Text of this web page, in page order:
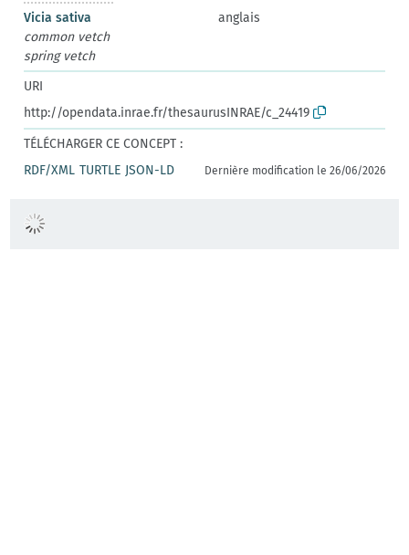
Vicia sativa
anglais
common vetch
spring vetch
URI
http://opendata.inrae.fr/thesaurusINRAE/c_24419
TÉLÉCHARGER CE CONCEPT :
RDF/XML TURTLE JSON-LD Dernière modification le 26/06/2026